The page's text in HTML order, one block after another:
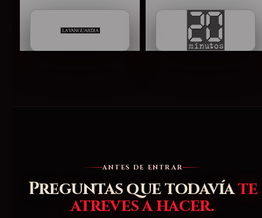
ANTES DE ENTRAR
Preguntas que todavíate
atreves a hacer.